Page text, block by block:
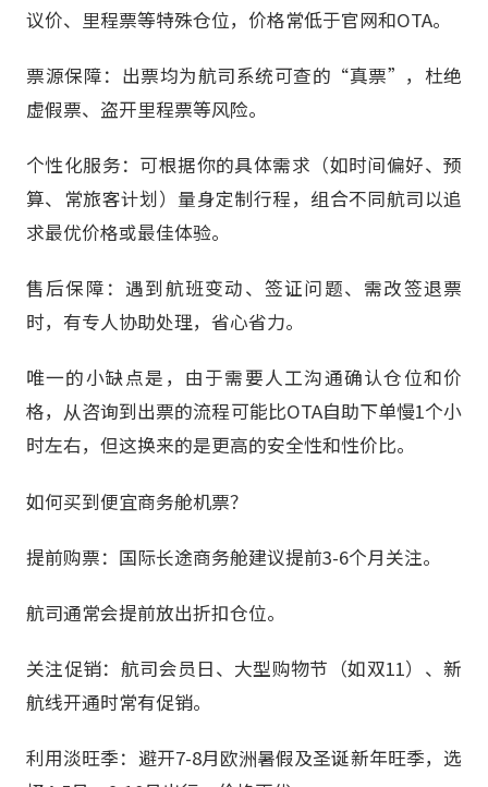
议价、里程票等特殊仓位，价格常低于官网和OTA。
票源保障：出票均为航司系统可查的“真票”，杜绝
虚假票、盗开里程票等风险。
个性化服务：可根据你的具体需求（如时间偏好、预
算、常旅客计划）量身定制行程，组合不同航司以追
求最优价格或最佳体验。
售后保障：遇到航班变动、签证问题、需改签退票
时，有专人协助处理，省心省力。
唯一的小缺点是，由于需要人工沟通确认仓位和价
格，从咨询到出票的流程可能比OTA自助下单慢1个小
时左右，但这换来的是更高的安全性和性价比。
如何买到便宜商务舱机票？
提前购票：国际长途商务舱建议提前3-6个月关注。
航司通常会提前放出折扣仓位。
关注促销：航司会员日、大型购物节（如双11）、新
航线开通时常有促销。
利用淡旺季：避开7-8月欧洲暑假及圣诞新年旺季，选